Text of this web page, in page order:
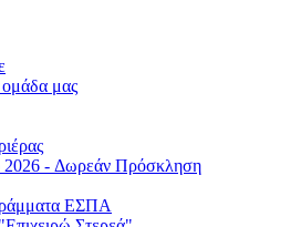
ομάδα μας
2026 - Δωρεάν Πρόσκληση
ΕΣΠΑ